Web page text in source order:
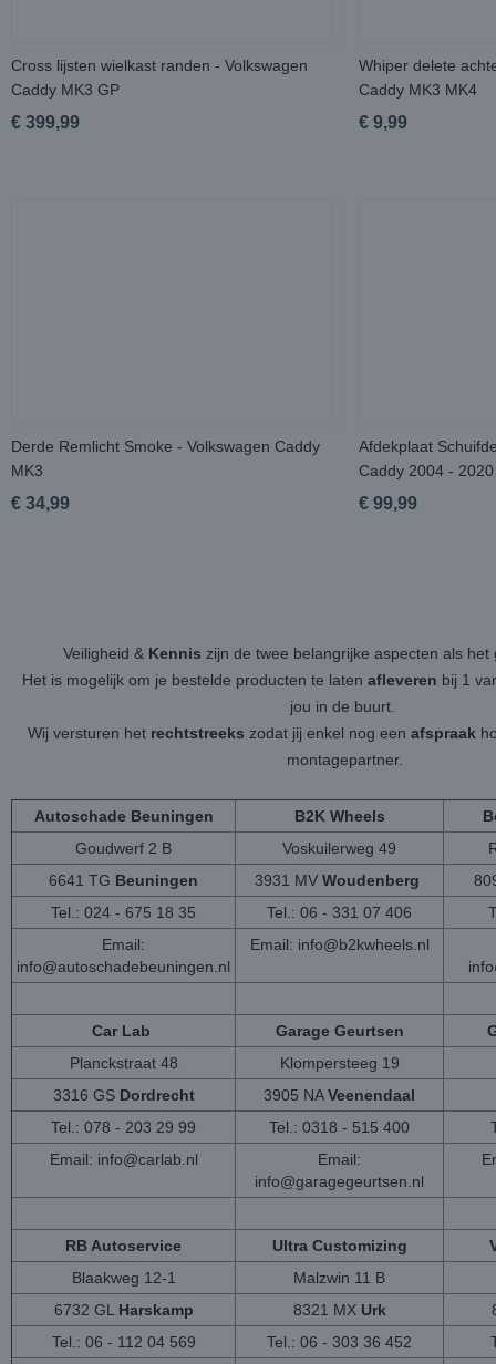
Cross lijsten wielkast randen - Volkswagen
Caddy MK3 GP
€ 399,99
Whiper delete
Caddy MK3 MK4
€ 9,99
Derde Remlicht Smoke - Volkswagen Caddy
MK3
€ 34,99
Afdekplaat
Caddy 2004 - 2020
€ 99,99
Veiligheid & Kennis zijn de twee belangrijke aspecten als
Het is mogelijk om je bestelde producten te laten afleveren bij 1
jou in de buurt.
Wij versturen het rechtstreeks zodat jij enkel nog een afspraak
montagepartner.
Autoschade Beuningen B2K Wheels
Goudwerf 2 B
Voskuilerweg 49
6641 TG Beuningen 3931 MV Woudenberg
Tel.: 024 - 675 18 35
Tel.: 06 - 331 07 406
Email:
info@autoschadebeuningen.nl
Email: info@b2kwheels.nl
Car Lab Garage Geurtsen
Planckstraat 48
Klompersteeg 19
3316 GS Dordrecht 3905 NAVeenendaal
Tel.: 078 - 203 29 99
Tel.: 0318 - 515 400
Email: info@carlab.nl
Email:
info@garagegeurtsen.nl
RB Autoservice Ultra Customizing
Blaakweg 12-1
Malzwin 11 B
6732 GL Harskamp 8321 MX Urk
Tel.: 06 - 112 04 569
Tel.: 06 - 303 36 452